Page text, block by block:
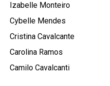
Izabelle Monteiro
Cybelle Mendes
Cristina Cavalcante
Carolina Ramos
Camilo Cavalcanti